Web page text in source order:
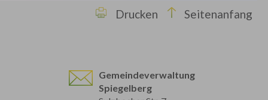
Drucken Seitenanfang
Gemeindeverwaltung
Spiegelberg